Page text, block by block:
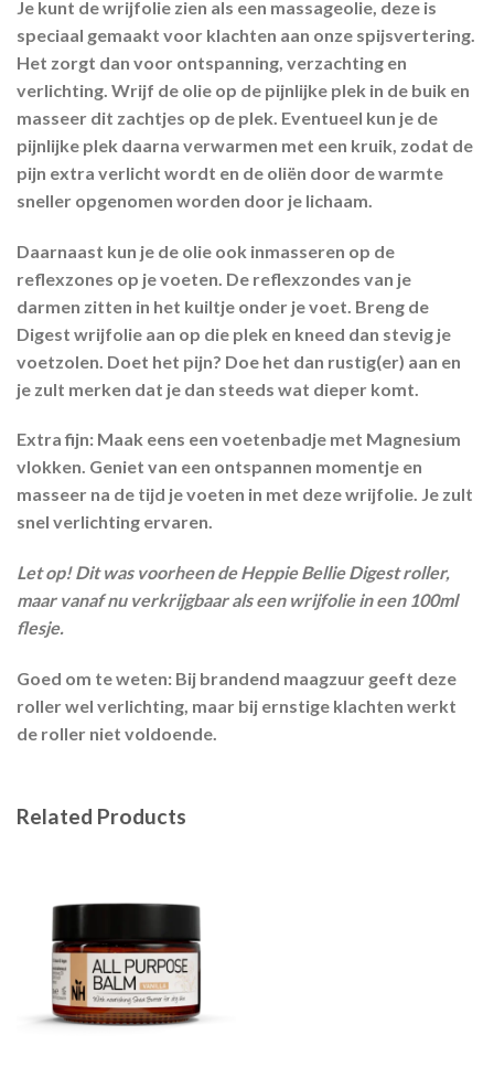
Je kunt de wrijfolie zien als een massageolie, deze is
speciaal gemaakt voor klachten aan onze spijsvertering.
Het zorgt dan voor ontspanning, verzachting en
verlichting. Wrijf de olie op de pijnlijke plek in de buik en
masseer dit zachtjes op de plek. Eventueel kun je de
pijnlijke plek daarna verwarmen met een kruik, zodat de
pijn extra verlicht wordt en de oliën door de warmte
sneller opgenomen worden door je lichaam.
Daarnaast kun je de olie ook inmasseren op de
reflexzones op je voeten. De reflexzondes van je
darmen zitten in het kuiltje onder je voet. Breng de
Digest wrijfolie aan op die plek en kneed dan stevig je
voetzolen. Doet het pijn? Doe het dan rustig(er) aan en
je zult merken dat je dan steeds wat dieper komt.
Extra fijn: Maak eens een voetenbadje met Magnesium
vlokken. Geniet van een ontspannen momentje en
masseer na de tijd je voeten in met deze wrijfolie. Je zult
snel verlichting ervaren.
Let op!Dit was voorheen de Heppie Bellie Digest roller,
maar vanaf nu verkrijgbaar als een wrijfolie in een 100ml
flesje.
Goed om te weten: Bij brandend maagzuur geeft deze
roller wel verlichting, maar bij ernstige klachten werkt
de roller niet voldoende.
Related Products